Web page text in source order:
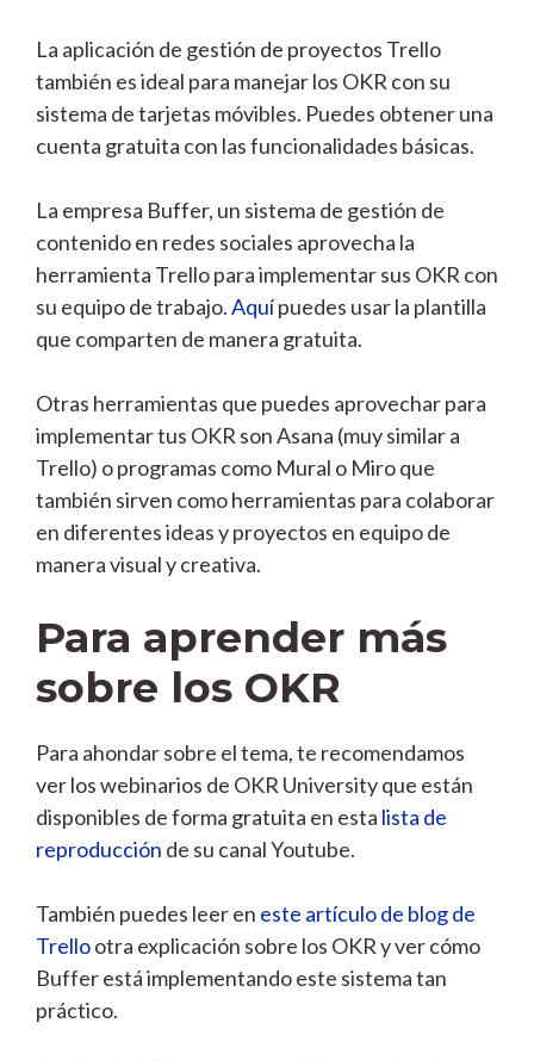
La aplicación de gestión de proyectos Trello
también es ideal para manejar los OKR con su
sistema de tarjetas móvibles. Puedes obtener una
cuenta gratuita con las funcionalidades básicas.
La empresa Buffer, un sistema de gestión de
contenido en redes sociales aprovecha la
herramienta Trello para implementar sus OKR con
su equipo de trabajo.Aquípuedes usar la plantilla
que comparten de manera gratuita.
Otras herramientas que puedes aprovechar para
implementar tus OKR son Asana (muy similar a
Trello) o programas como Mural o Miro que
también sirven como herramientas para colaborar
en diferentes ideas y proyectos en equipo de
manera visual y creativa.
Para aprender más
sobre los OKR
Para ahondar sobre el tema, te recomendamos
ver los webinarios de OKR University que están
disponibles de forma gratuita en esta lista de
reproducción de su canal Youtube.
También puedes leer en este artículo de blog de
Trellootra explicación sobre los OKR y ver cómo
Buffer está implementando este sistema tan
práctico.